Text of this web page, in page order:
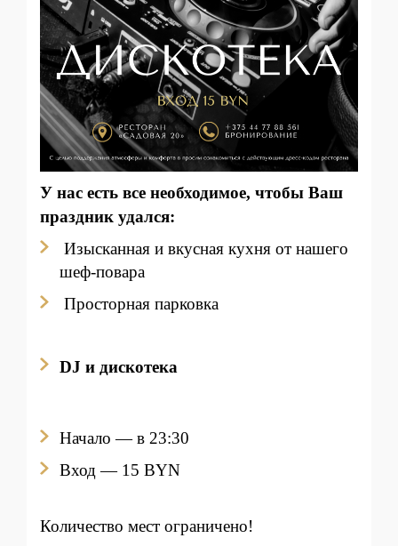
У нас есть все необходимое, чтобы Ваш
праздник удался:
Изысканная и вкусная кухня от нашего
шеф-повара
Просторная парковка
DJ и дискотека
Начало — в 23:30
Вход — 15 BYN
Количество мест ограничено!